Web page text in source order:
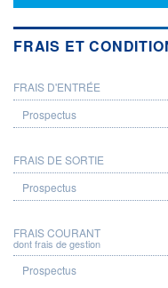
FRAIS ET
PROSPECTUS
FRAIS D'ENTRÉE
FRAIS DE SORTIE
FRAIS COURANT
dont frais de gestion